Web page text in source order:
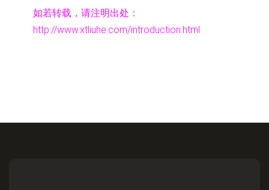
如若转载，请注明出处：
http://www.xtliuhe.com/introduction.html